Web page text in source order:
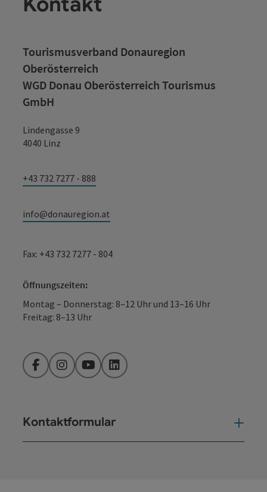
Tourismusverband Donauregion
Oberösterreich
WGD Donau Oberösterreich Tourismus
GmbH
Lindengasse 9
4040 Linz
+43 732 7277 - 888
info@donauregion.at
Fax: +43 732 7277 - 804
Öffnungszeiten:
Montag – Donnerstag: 8–12 Uhr und 13–16 Uhr
Freitag: 8–13 Uhr
FacebookInstagramYouTubeLinkedIn
Kontaktformular